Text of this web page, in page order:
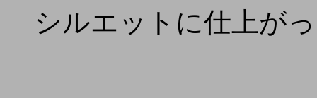
シルエットに仕上が